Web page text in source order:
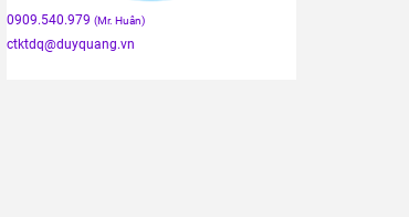
0909.540.979 (Mr. Huân)
ctktdq@duyquang.vn